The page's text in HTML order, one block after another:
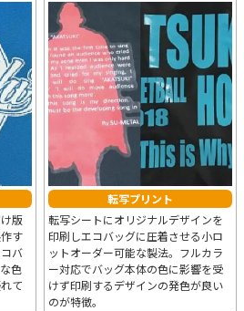
版
す
バ
色
て
転写プリント
転写シートにオリジナルデザインを
印刷しエコバッグに圧着させる小ロ
ットオーダー可能な製法。フルカラ
ー対応でバッグ本体の色に影響を受
けず印刷するデザインの発色が良い
のが特徴。